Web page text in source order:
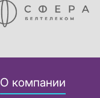
О компании